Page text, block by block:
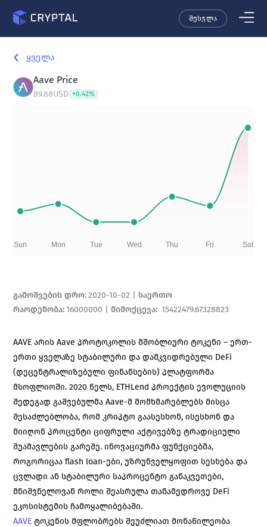
შესვლა
ყველა
Aave Price
89.88USD +0.42%
Sun Mon Tue Wed Thu Fri Sat
გამოშვების დრო:2020-10-02
საერთო
რაოდენობა:16000000 მიმოქცევა: 15422479.67328823
AAVE არის Aave პროტოკოლის მშობლიური ტოკენი – ერთ-
ერთი ყველაზე სტაბილური და დამკვიდრებული DeFi
(დეცენტრალიზებული ფინანსების) პლატფორმა
მსოფლიოში. 2020 წელს, ETHLend პროექტის ევოლუციის
შედეგად გაშვებულმა Aave-მ მომხმარებლებს მისცა
შესაძლებლობა, რომ კრიპტო გაასესხონ, ისესხონ და
მიიღონ პროცენტი ციფრული აქტივებზე ტრადიციული
შუამავლების გარეშე. ინოვაციურმა ფუნქციებმა,
როგორიცაა flash loan-ები, უზრუნველყოფით სესხება და
ცვლადი ან სტაბილური საპროცენტო განაკვეთები,
მნიშვნელოვან როლი შეასრულა თანამედროვე DeFi
ეკოსისტემის ჩამოყალიბებაში.
AAVE ტოკენის მფლობრებს შეუძლიათ მონაწილეობა